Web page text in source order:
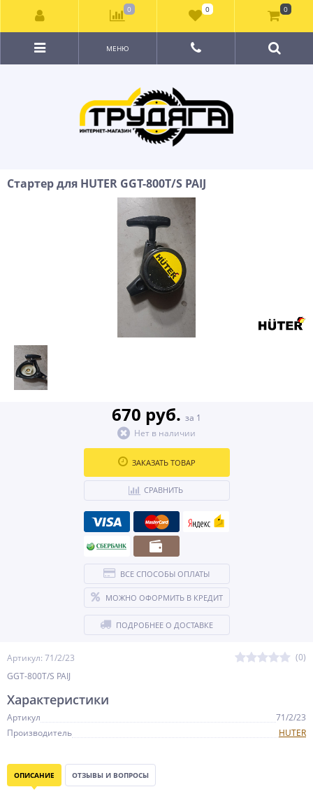
МЕНЮ
Стартер для HUTER GGT-800T/S PAIJ
Артикул: 71/2/23
(0)
GGT-800T/S PAIJ
670 руб. за 1
Нет в наличии
ЗАКАЗАТЬ ТОВАР
СРАВНИТЬ
ВСЕ СПОСОБЫ ОПЛАТЫ
МОЖНО ОФОРМИТЬ В КРЕДИТ
ПОДРОБНЕЕ О ДОСТАВКЕ
Характеристики
Артикул
71/2/23
Производитель
HUTER
ОПИСАНИЕ ОТЗЫВЫ И ВОПРОСЫ
0 0 0